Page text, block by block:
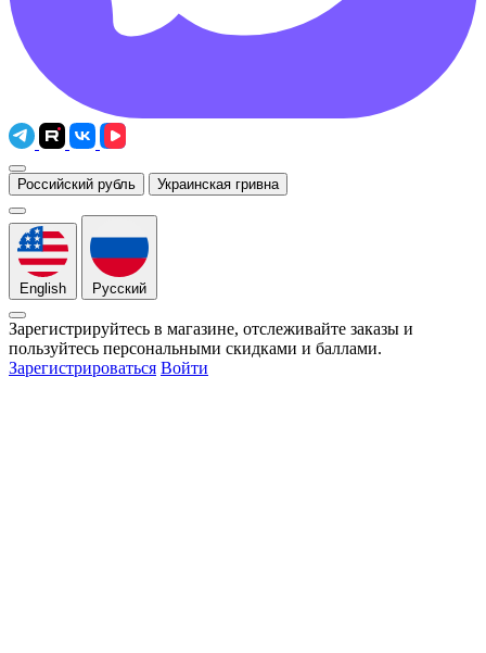
Российский рубль Украинская гривна
English Русский
Зарегистрируйтесь в магазине, отслеживайте заказы и
пользуйтесь персональными скидками и баллами.
Зарегистрироваться Войти